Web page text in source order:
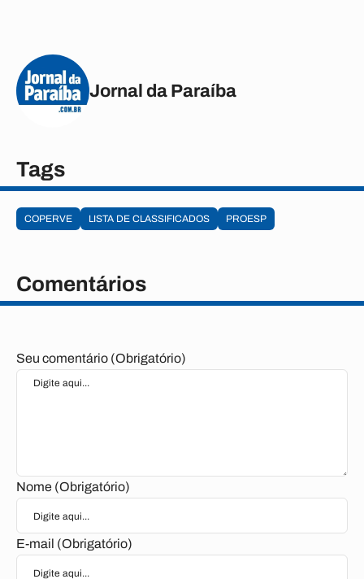
Jornal da Paraíba
Tags
COPERVE LISTA DE CLASSIFICADOS PROESP
Comentários
Seu comentário (Obrigatório)
Nome (Obrigatório)
E-mail (Obrigatório)